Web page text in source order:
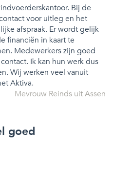
Bij de
voor uitleg en het
afspraak. Er wordt gelijk
financiën in kaart te
Medewerkers zijn goed
Ik kan hun werk dus
Wij werken veel vanuit
Aktiva.
Mevrouw Reinds uit Assen
goed